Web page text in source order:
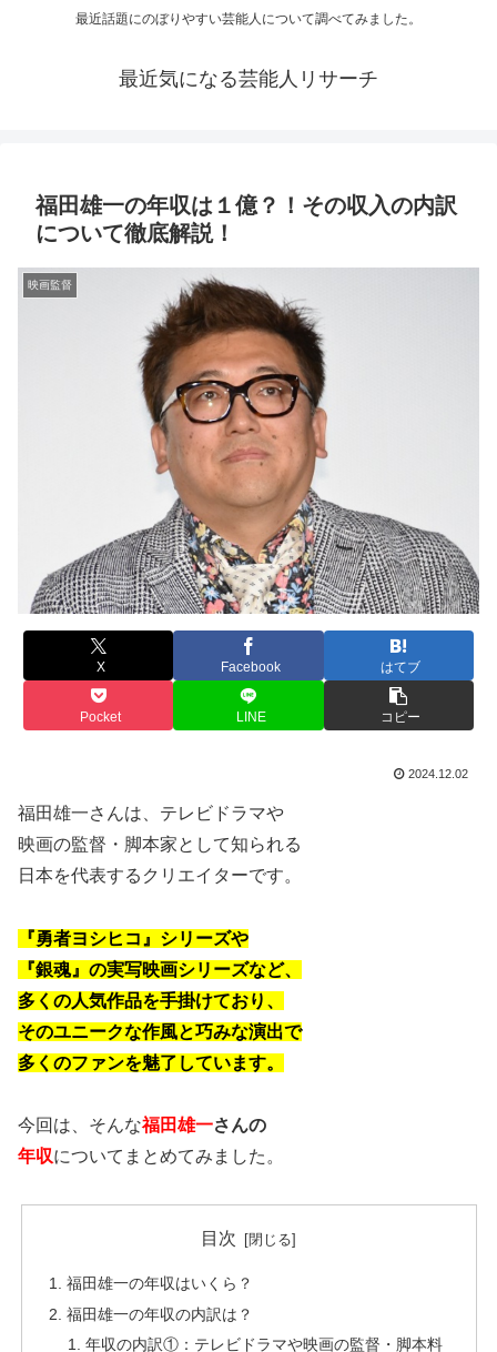
最近話題にのぼりやすい芸能人について調べてみました。
最近気になる芸能人リサーチ
福田雄一の年収は１億？！その収入の内訳
について徹底解説！
映画監督
X Facebook はてブ
Pocket LINE コピー
2024.12.02
福田雄一さんは、テレビドラマや
映画の監督・脚本家として知られる
日本を代表するクリエイターです。
『勇者ヨシヒコ』シリーズや
『銀魂』の実写映画シリーズなど、
多くの人気作品を手掛けており、
そのユニークな作風と巧みな演出で
多くのファンを魅了しています。
今回は、そんな福田雄一さんの
年収についてまとめてみました。
目次
福田雄一の年収はいくら？
福田雄一の年収の内訳は？
年収の内訳①：テレビドラマや映画の監督・脚本料